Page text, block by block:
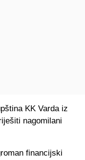
KK Varda iz
nagomilani
financijski